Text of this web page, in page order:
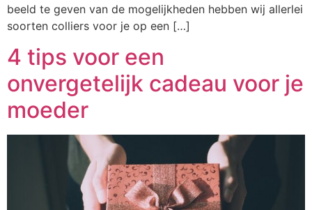
beeld te geven van de mogelijkheden hebben wij allerlei
soorten colliers voor je op een […]
4 tips voor een
onvergetelijk cadeau voor je
moeder